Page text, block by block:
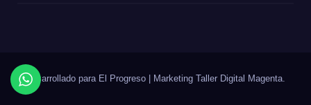
Desarrollado para El Progreso Marketing Taller Digital Magenta